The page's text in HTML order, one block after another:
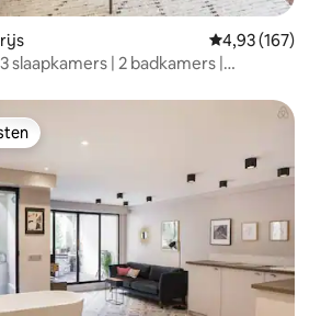
Gemiddelde
4,93 (167)
slaapkamers | 2 badkamers |